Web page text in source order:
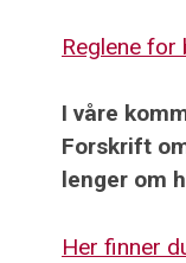
Reglene
I våre
Forskrift
lenger om
Her finner